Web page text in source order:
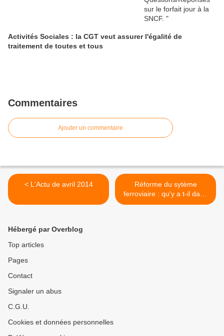
Activités Sociales : la CGT veut assurer l'égalité de
traitement de toutes et tous
Commentaires
Ajouter un commentaire
< L'Actu de avril 2014
Réforme du sytème
ferroviaire : qu'y a t-il dans
le projet de loi ? >
Hébergé par Overblog
Top articles
Pages
Contact
Signaler un abus
C.G.U.
Cookies et données personnelles